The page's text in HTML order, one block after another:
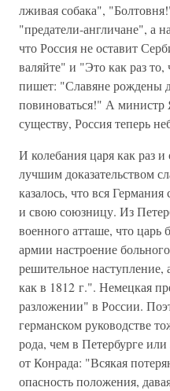
лживая собака",
"предатели-англичане", а
что Россия не оставит
валяйте" и "Это как раз
пишет: "Славяне рождены
повиноваться!" А
существу, Россия теперь
И колебания царя как раз и
лучшим доказательством
казалось, что вся
и свою союзницу. Из
военного атташе, что царь
армии настроение
решительное наступление,
как в 1812 г.". Немецкая
разложении" в России.
германском руководстве
рода, чем в Петербурге
от Конрада: "Всякая
опасность положения,